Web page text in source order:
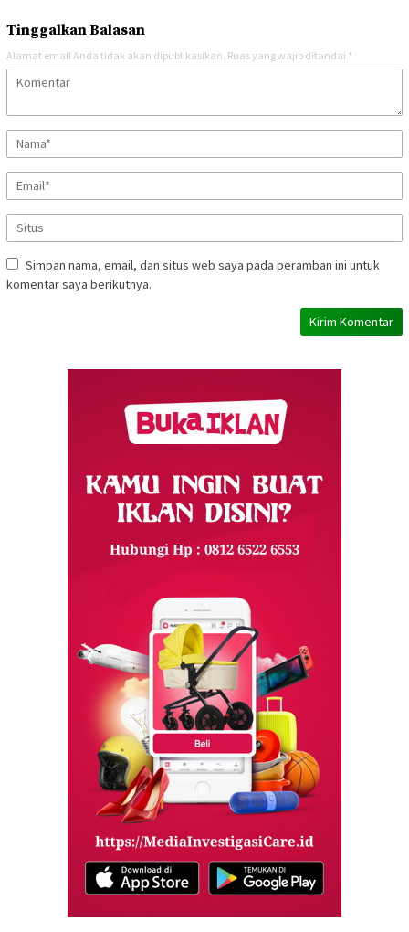
Tinggalkan Balasan
Alamat email Anda tidak akan dipublikasikan. Ruas yang wajib ditandai *
Simpan nama, email, dan situs web saya pada peramban ini untuk
komentar saya berikutnya.